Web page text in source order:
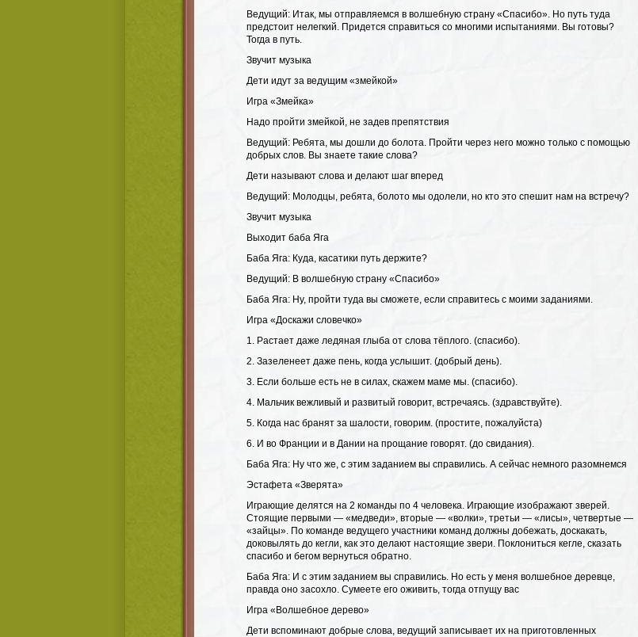
Ведущий: Итак, мы отправляемся в волшебную страну «Спасибо». Но путь туда
предстоит нелегкий. Придется справиться со многими испытаниями. Вы готовы?
Тогда в путь.
Звучит музыка
Дети идут за ведущим «змейкой»
Игра «Змейка»
Надо пройти змейкой, не задев препятствия
Ведущий: Ребята, мы дошли до болота. Пройти через него можно только с помощью
добрых слов. Вы знаете такие слова?
Дети называют слова и делают шаг вперед
Ведущий: Молодцы, ребята, болото мы одолели, но кто это спешит нам на встречу?
Звучит музыка
Выходит баба Яга
Баба Яга: Куда, касатики путь держите?
Ведущий: В волшебную страну «Спасибо»
Баба Яга: Ну, пройти туда вы сможете, если справитесь с моими заданиями.
Игра «Доскажи словечко»
1. Растает даже ледяная глыба от слова тёплого. (спасибо).
2. Зазеленеет даже пень, когда услышит. (добрый день).
3. Если больше есть не в силах, скажем маме мы. (спасибо).
4. Мальчик вежливый и развитый говорит, встречаясь. (здравствуйте).
5. Когда нас бранят за шалости, говорим. (простите, пожалуйста)
6. И во Франции и в Дании на прощание говорят. (до свидания).
Баба Яга: Ну что же, с этим заданием вы справились. А сейчас немного разомнемся
Эстафета «Зверята»
Играющие делятся на 2 команды по 4 человека. Играющие изображают зверей.
Стоящие первыми — «медведи», вторые — «волки», третьи — «лисы», четвертые —
«зайцы». По команде ведущего участники команд должны добежать, доскакать,
доковылять до кегли, как это делают настоящие звери. Поклониться кегле, сказать
спасибо и бегом вернуться обратно.
Баба Яга: И с этим заданием вы справились. Но есть у меня волшебное деревце,
правда оно засохло. Сумеете его оживить, тогда отпущу вас
Игра «Волшебное дерево»
Дети вспоминают добрые слова, ведущий записывает их на приготовленных